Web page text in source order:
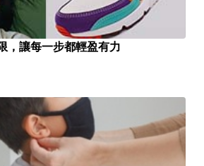
，讓每一步都輕盈有力